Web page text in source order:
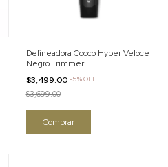
Delineadora Cocco Hyper Veloce
Negro Trimmer
$3,499.00 -5%OFF
$3,699.00